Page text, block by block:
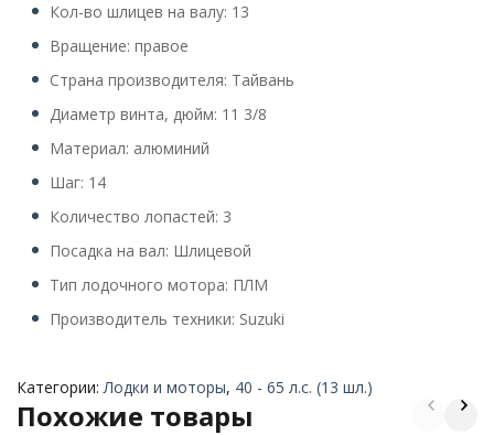
Кол-во шлицев на валу: 13
Вращение: правое
Страна производителя: Тайвань
Диаметр винта, дюйм: 11 3/8
Материал: алюминий
Шаг: 14
Количество лопастей: 3
Посадка на вал: Шлицевой
Тип лодочного мотора: ПЛМ
Производитель техники: Suzuki
Категории:Лодки и моторы, 40 - 65 л.с. (13 шл.)
Похожие товары